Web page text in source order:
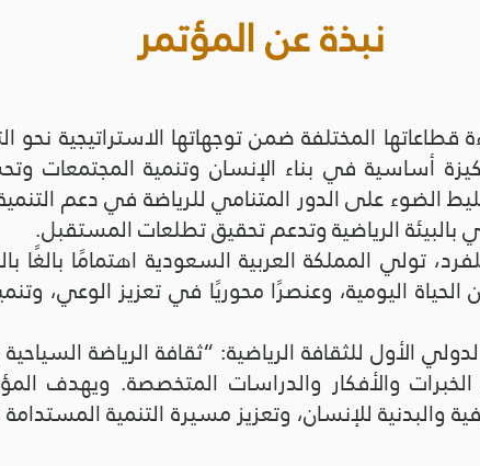
نبذة عن المؤتمر
المختلفة ضمن توجهاتها الاستراتيجية نحو
أساسية في بناء الإنسان وتنمية المجتمعات
على الدور المتنامي للرياضة في دعم التنمية
الرياضية وتدعم تحقيق تطلعات المستقبل.
تولي المملكة العربية السعودية اهتمامًا بالغًا
اليومية، وعنصرًا محوريًا في تعزيز الوعي،
الأول للثقافة الرياضية: “ثقافة الرياضة
الخبرات والأفكار والدراسات المتخصصة. ويهدف
والبدنية للإنسان، وتعزيز مسيرة التنمية